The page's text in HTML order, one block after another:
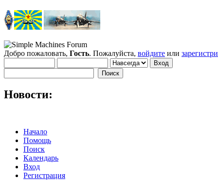
Добро пожаловать, Гость. Пожалуйста, войдите или
Новости:
Начало
Помощь
Поиск
Календарь
Вход
Регистрация